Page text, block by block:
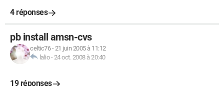
4 réponses
pb install amsn-cvs
celtic76-21 juin 2005 à 11:12
lalio-24 oct. 2008 à 20:40
19 réponses